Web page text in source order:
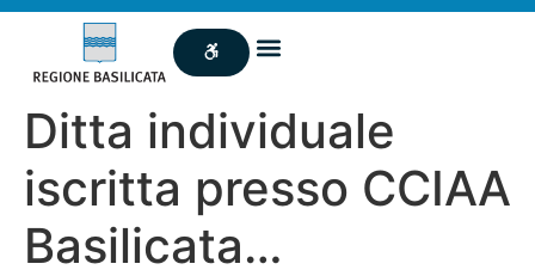
Ditta individuale
iscritta presso CCIAA
Basilicata…